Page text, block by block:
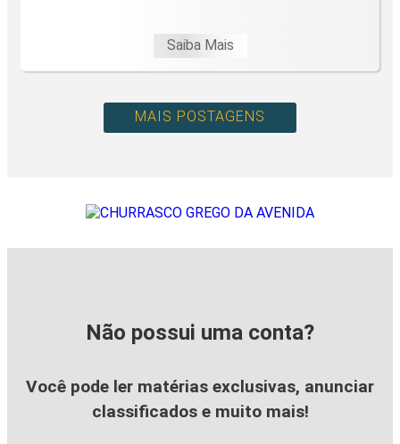
Saiba Mais
MAIS POSTAGENS
Não possui uma conta?
Você pode ler matérias exclusivas, anunciar
classificados e muito mais!